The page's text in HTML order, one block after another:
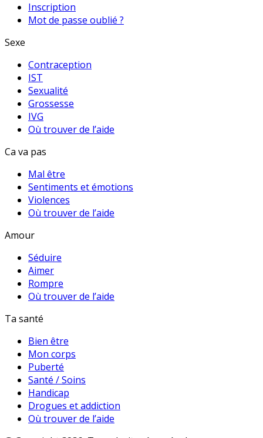
Inscription
Mot de passe oublié ?
Sexe
Contraception
IST
Sexualité
Grossesse
IVG
Où trouver de l’aide
Ca va pas
Mal être
Sentiments et émotions
Violences
Où trouver de l’aide
Amour
Séduire
Aimer
Rompre
Où trouver de l’aide
Ta santé
Bien être
Mon corps
Puberté
Santé / Soins
Handicap
Drogues et addiction
Où trouver de l’aide